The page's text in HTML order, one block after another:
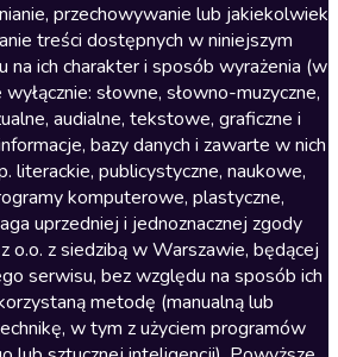
przechowywanie lub jakiekolwiek
treści dostępnych w niniejszym
ich charakter i sposób wyrażenia (w
słowne, słowno-muzyczne,
audialne, tekstowe, graficzne i
bazy danych i zawarte w nich
literackie, publicystyczne, naukowe,
komputerowe, plastyczne,
uprzedniej i jednoznacznej zgody
o.o. z siedzibą w Warszawie, będącej
serwisu, bez względu na sposób ich
metodę (manualną lub
w tym z użyciem programów